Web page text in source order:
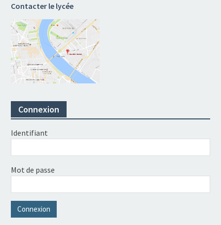
Contacter le lycée
Connexion
Identifiant
Mot de passe